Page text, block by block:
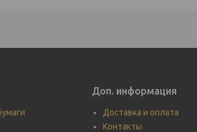
Доп. информация
Доставка и оплата
Контакты